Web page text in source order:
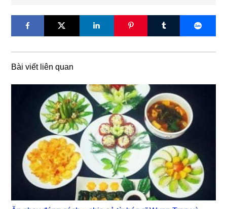
Bài viết liên quan